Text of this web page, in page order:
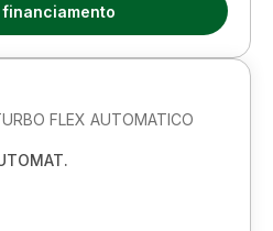
FLEX AUTOMATICO